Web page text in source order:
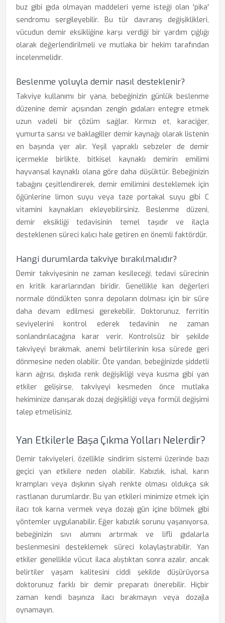
buz gibi gıda olmayan maddeleri yeme isteği olan 'pika'
sendromu sergileyebilir. Bu tür davranış değişiklikleri,
vücudun demir eksikliğine karşı verdiği bir yardım çığlığı
olarak değerlendirilmeli ve mutlaka bir hekim tarafından
incelenmelidir.
Beslenme yoluyla demir nasıl desteklenir?
Takviye kullanımı bir yana, bebeğinizin günlük beslenme
düzenine demir açısından zengin gıdaları entegre etmek
uzun vadeli bir çözüm sağlar. Kırmızı et, karaciğer,
yumurta sarısı ve baklagiller demir kaynağı olarak listenin
en başında yer alır. Yeşil yapraklı sebzeler de demir
içermekle birlikte, bitkisel kaynaklı demirin emilimi
hayvansal kaynaklı olana göre daha düşüktür. Bebeğinizin
tabağını çeşitlendirerek, demir emilimini desteklemek için
öğünlerine limon suyu veya taze portakal suyu gibi C
vitamini kaynakları ekleyebilirsiniz. Beslenme düzeni,
demir eksikliği tedavisinin temel taşıdır ve ilaçla
desteklenen süreci kalıcı hale getiren en önemli faktördür.
Hangi durumlarda takviye bırakılmalıdır?
Demir takviyesinin ne zaman kesileceği, tedavi sürecinin
en kritik kararlarından biridir. Genellikle kan değerleri
normale döndükten sonra depoların dolması için bir süre
daha devam edilmesi gerekebilir. Doktorunuz, ferritin
seviyelerini kontrol ederek tedavinin ne zaman
sonlandırılacağına karar verir. Kontrolsüz bir şekilde
takviyeyi bırakmak, anemi belirtilerinin kısa sürede geri
dönmesine neden olabilir. Öte yandan, bebeğinizde şiddetli
karın ağrısı, dışkıda renk değişikliği veya kusma gibi yan
etkiler gelişirse, takviyeyi kesmeden önce mutlaka
hekiminize danışarak dozaj değişikliği veya formül değişimi
talep etmelisiniz.
Yan Etkilerle Başa Çıkma Yolları Nelerdir?
Demir takviyeleri, özellikle sindirim sistemi üzerinde bazı
geçici yan etkilere neden olabilir. Kabızlık, ishal, karın
krampları veya dışkının siyah renkte olması oldukça sık
rastlanan durumlardır. Bu yan etkileri minimize etmek için
ilacı tok karna vermek veya dozajı gün içine bölmek gibi
yöntemler uygulanabilir. Eğer kabızlık sorunu yaşanıyorsa,
bebeğinizin sıvı alımını artırmak ve lifli gıdalarla
beslenmesini desteklemek süreci kolaylaştırabilir. Yan
etkiler genellikle vücut ilaca alıştıktan sonra azalır, ancak
belirtiler yaşam kalitesini ciddi şekilde düşürüyorsa
doktorunuz farklı bir demir preparatı önerebilir. Hiçbir
zaman kendi başınıza ilacı bırakmayın veya dozajla
oynamayın.